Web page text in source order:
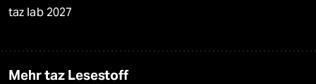
taz lab 2027
Mehr taz Lesestoff